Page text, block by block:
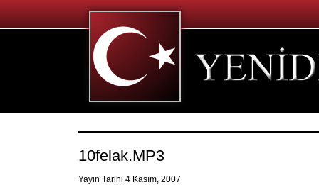
10felak.MP3
Yayin Tarihi 4 Kasım, 2007